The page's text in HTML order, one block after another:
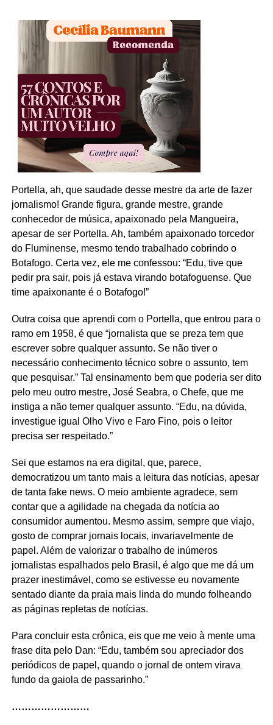
Portella, ah, que saudade desse mestre da arte de fazer
jornalismo! Grande figura, grande mestre, grande
conhecedor de música, apaixonado pela Mangueira,
apesar de ser Portella. Ah, também apaixonado torcedor
do Fluminense, mesmo tendo trabalhado cobrindo o
Botafogo. Certa vez, ele me confessou: “Edu, tive que
pedir pra sair, pois já estava virando botafoguense. Que
time apaixonante é o Botafogo!”
Outra coisa que aprendi com o Portella, que entrou para o
ramo em 1958, é que “jornalista que se preza tem que
escrever sobre qualquer assunto. Se não tiver o
necessário conhecimento técnico sobre o assunto, tem
que pesquisar.” Tal ensinamento bem que poderia ser dito
pelo meu outro mestre, José Seabra, o Chefe, que me
instiga a não temer qualquer assunto. “Edu, na dúvida,
investigue igual Olho Vivo e Faro Fino, pois o leitor
precisa ser respeitado.”
Sei que estamos na era digital, que, parece,
democratizou um tanto mais a leitura das notícias, apesar
de tanta fake news. O meio ambiente agradece, sem
contar que a agilidade na chegada da notícia ao
consumidor aumentou. Mesmo assim, sempre que viajo,
gosto de comprar jornais locais, invariavelmente de
papel. Além de valorizar o trabalho de inúmeros
jornalistas espalhados pelo Brasil, é algo que me dá um
prazer inestimável, como se estivesse eu novamente
sentado diante da praia mais linda do mundo folheando
as páginas repletas de notícias.
Para concluir esta crônica, eis que me veio à mente uma
frase dita pelo Dan: “Edu, também sou apreciador dos
periódicos de papel, quando o jornal de ontem virava
fundo da gaiola de passarinho.”
……………………